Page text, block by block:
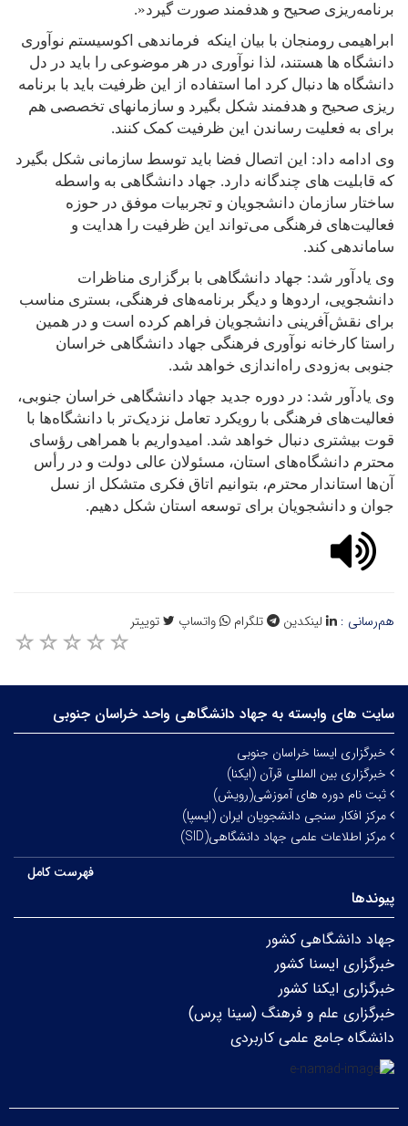
برنامه‌ریزی صحیح و هدفمند صورت گیرد.»
ابراهیمی رومنجان با بیان اینکه فرماندهی اکوسیستم نوآوری
دانشگاه ها هستند، لذا نوآوری در هر موضوعی را باید در دل
دانشگاه ها دنبال کرد اما استفاده از این ظرفیت باید با برنامه
ریزی صحیح و هدفمند شکل بگیرد و سازمانهای تخصصی هم
برای به فعلیت رساندن این ظرفیت کمک کنند.
وی ادامه داد: این اتصال فضا باید توسط سازمانی شکل بگیرد
که قابلیت های چندگانه دارد. جهاد دانشگاهی به واسطه
ساختار سازمان دانشجویان و تجربیات موفق در حوزه
فعالیت‌های فرهنگی می‌تواند این ظرفیت را هدایت و
ساماندهی کند.
وی یادآور شد: جهاد دانشگاهی با برگزاری مناظرات
دانشجویی، اردوها و دیگر برنامه‌های فرهنگی، بستری مناسب
برای نقش‌آفرینی دانشجویان فراهم کرده است و در همین
راستا کارخانه نوآوری فرهنگی جهاد دانشگاهی خراسان
جنوبی به‌زودی راه‌اندازی خواهد شد.
وی یادآور شد: در دوره جدید جهاد دانشگاهی خراسان جنوبی،
فعالیت‌های فرهنگی با رویکرد تعامل نزدیک‌تر با دانشگاه‌ها با
قوت بیشتری دنبال خواهد شد. امیدواریم با همراهی رؤسای
محترم دانشگاه‌های استان، مسئولان عالی دولت و در رأس
آن‌ها استاندار محترم، بتوانیم اتاق فکری متشکل از نسل
جوان و دانشجویان برای توسعه استان شکل دهیم.
هم‌رسانی : لینکدین تلگرام واتساپ توییتر
سایت های وابسته به جهاد دانشگاهی واحد خراسان جنوبی
خبرگزاری ایسنا خراسان جنوبی
خبرگزاری بین المللی قرآن (ایکنا)
ثبت نام دوره های آموزشی(رویش)
مرکز افکار سنجی دانشجویان ایران (ایسپا)
مرکز اطلاعات علمی جهاد دانشگاهی(SID)
فهرست کامل
پیوندها
جهاد دانشگاهی کشور
خبرگزاری ایسنا کشور
خبرگزاری ایکنا کشور
خبرگزاری علم و فرهنگ (سینا پرس)
دانشگاه جامع علمی کاربردی